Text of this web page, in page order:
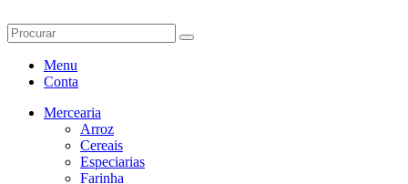
Menu
Conta
Mercearia
Arroz
Cereais
Especiarias
Farinha